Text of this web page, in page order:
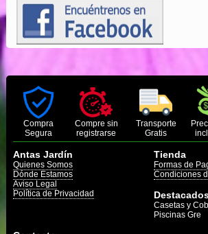
Compra
Segura
Compre sin
registrarse
Transporte
Gratis
Antas Jardín
Quienes Somos
Dónde Estamos
Aviso Legal
Política de Privacidad
Tienda
Formas de
Condiciones
Casetas y
Piscinas Gre